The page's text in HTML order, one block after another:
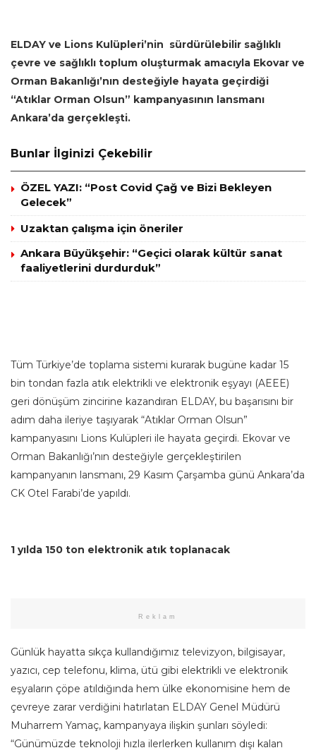
ELDAY ve Lions Kulüpleri’nin sürdürülebilir sağlıklı
çevre ve sağlıklı toplum oluşturmak amacıyla Ekovar ve
Orman Bakanlığı’nın desteğiyle hayata geçirdiği
“Atıklar Orman Olsun” kampanyasının lansmanı
Ankara’da gerçekleşti.
Bunlar İlginizi Çekebilir
ÖZEL YAZI: “Post Covid Çağ ve Bizi Bekleyen
Gelecek”
Uzaktan çalışma için öneriler
Ankara Büyükşehir: “Geçici olarak kültür sanat
faaliyetlerini durdurduk”
Tüm Türkiye’de toplama sistemi kurarak bugüne kadar 15
bin tondan fazla atık elektrikli ve elektronik eşyayı (AEEE)
geri dönüşüm zincirine kazandıran ELDAY, bu başarısını bir
adım daha ileriye taşıyarak “Atıklar Orman Olsun”
kampanyasını Lions Kulüpleri ile hayata geçirdi. Ekovar ve
Orman Bakanlığı’nın desteğiyle gerçekleştirilen
kampanyanın lansmanı, 29 Kasım Çarşamba günü Ankara’da
CK Otel Farabi’de yapıldı.
1 yılda 150 ton elektronik atık toplanacak
Reklam
Günlük hayatta sıkça kullandığımız televizyon, bilgisayar,
yazıcı, cep telefonu, klima, ütü gibi elektrikli ve elektronik
eşyaların çöpe atıldığında hem ülke ekonomisine hem de
çevreye zarar verdiğini hatırlatan ELDAY Genel Müdürü
Muharrem Yamaç, kampanyaya ilişkin şunları söyledi:
“Günümüzde teknoloji hızla ilerlerken kullanım dışı kalan